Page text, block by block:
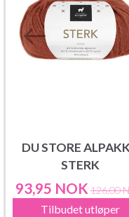
DU STORE
STERK
93,95 NOK 126,00
Tilbudet utløper